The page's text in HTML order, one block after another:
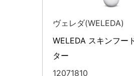
ヴェレダ(WELEDA)
WELEDA スキンフー
ター
12071810